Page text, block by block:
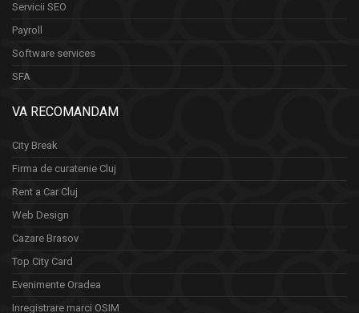
Servicii SEO
Payroll
Software services
SFA
VA RECOMANDAM
City Break
Firma de curatenie Cluj
Rent a Car Cluj
Web Design
Cazare Brasov
Top City Card
Evenimente Oradea
Inregistrare marci OSIM